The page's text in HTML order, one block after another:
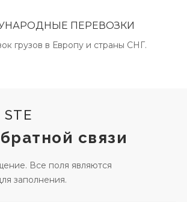
ПЕРЕВОЗКИ
грузов в Европу и страны СНГ.
связи
Все поля являются
заполнения.